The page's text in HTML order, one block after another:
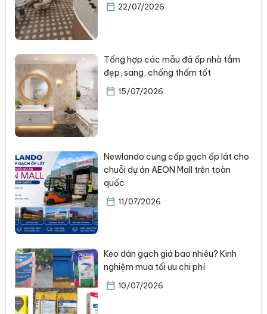
22/07/2026
Tổng hợp các mẫu đá ốp nhà tắm
đẹp, sang, chống thấm tốt
15/07/2026
Newlando cung cấp gạch ốp lát cho
chuỗi dự án AEON Mall trên toàn
quốc
11/07/2026
Keo dán gạch giá bao nhiêu? Kinh
nghiệm mua tối ưu chi phí
10/07/2026